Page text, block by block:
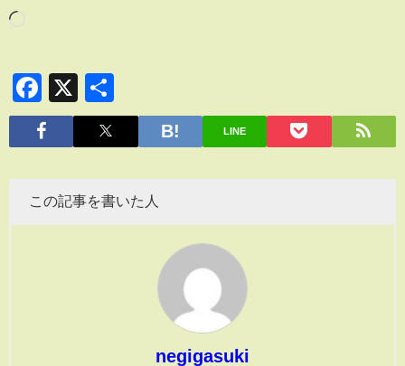
Facebook
X
有
LINE
この記事を書いた人
negigasuki